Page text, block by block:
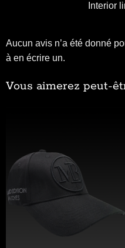
Interior
Aucun avis n’a été donné
à en écrire un.
Vous aimerez peut-